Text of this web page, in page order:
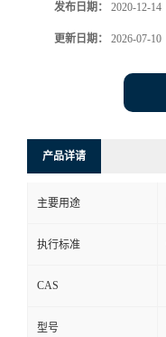
发布日期： 2020-12-14
更新日期： 2026-07-10
产品详请
主要用途
执行标准
CAS
型号